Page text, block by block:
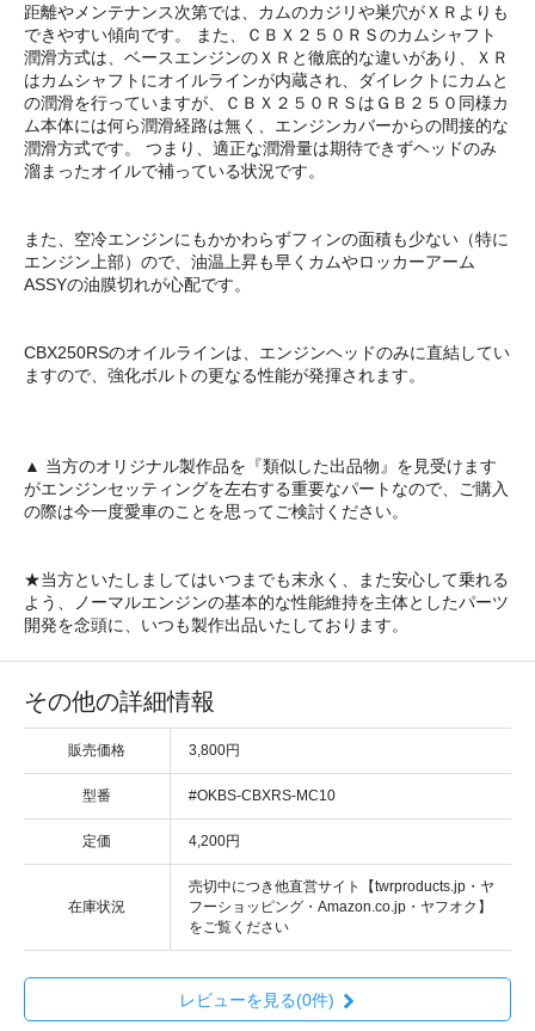
距離やメンテナンス次第では、カムのカジリや巣穴がＸＲよりも
できやすい傾向です。 また、ＣＢＸ２５０ＲＳのカムシャフト
潤滑方式は、ベースエンジンのＸＲと徹底的な違いがあり、ＸＲ
はカムシャフトにオイルラインが内蔵され、ダイレクトにカムと
の潤滑を行っていますが、ＣＢＸ２５０ＲＳはＧＢ２５０同様カ
ム本体には何ら潤滑経路は無く、エンジンカバーからの間接的な
潤滑方式です。 つまり、適正な潤滑量は期待できずヘッドのみ
溜まったオイルで補っている状況です。
また、空冷エンジンにもかかわらずフィンの面積も少ない（特に
エンジン上部）ので、油温上昇も早くカムやロッカーアーム
ASSYの油膜切れが心配です。
CBX250RSのオイルラインは、エンジンヘッドのみに直結してい
ますので、強化ボルトの更なる性能が発揮されます。
▲ 当方のオリジナル製作品を『類似した出品物』を見受けます
がエンジンセッティングを左右する重要なパートなので、ご購入
の際は今一度愛車のことを思ってご検討ください。
★当方といたしましてはいつまでも末永く、また安心して乗れる
よう、ノーマルエンジンの基本的な性能維持を主体としたパーツ
開発を念頭に、いつも製作出品いたしております。
その他の詳細情報
販売価格 3,800円
型番 #OKBS-CBXRS-MC10
定価 4,200円
在庫状況
売切中につき他直営サイト【twrproducts.jp・ヤ
フーショッピング・Amazon.co.jp・ヤフオク】
をご覧ください
レビューを見る(0件)